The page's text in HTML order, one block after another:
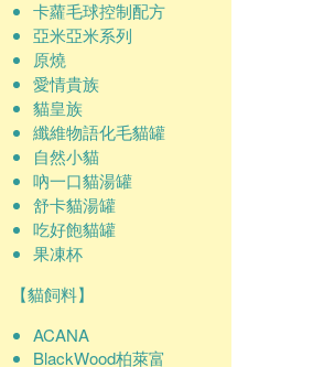
卡蘿毛球控制配方
亞米亞米系列
原燒
愛情貴族
貓皇族
纖維物語化毛貓罐
自然小貓
吶一口貓湯罐
舒卡貓湯罐
吃好飽貓罐
果凍杯
【貓飼料】
ACANA
BlackWood柏萊富